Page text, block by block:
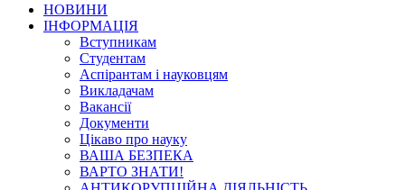
НОВИНИ
ІНФОРМАЦІЯ
Вступникам
Студентам
Аспірантам і науковцям
Викладачам
Вакансії
Документи
Цікаво про науку
ВАША БЕЗПЕКА
ВАРТО ЗНАТИ!